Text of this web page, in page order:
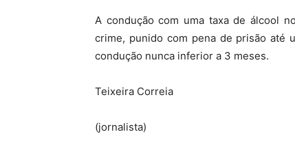
A condução com uma taxa de álcool
crime, punido com pena de prisão até
condução nunca inferior a 3 meses.
Teixeira Correia
(jornalista)